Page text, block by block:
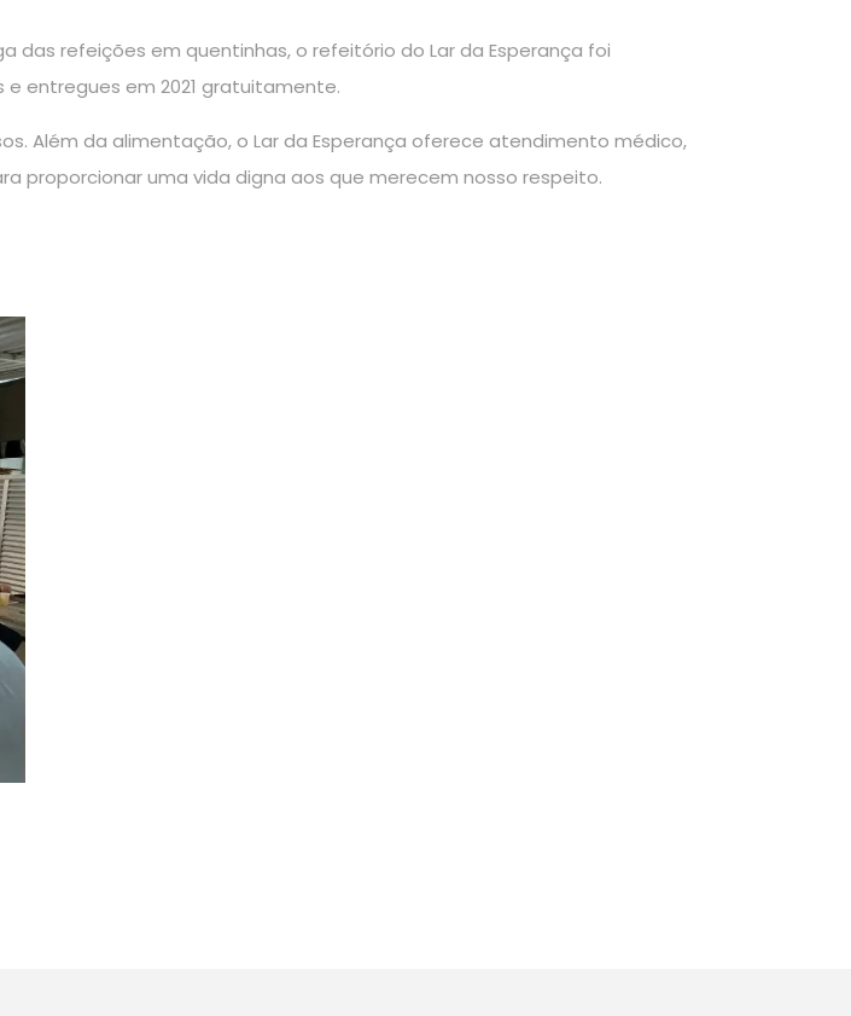
refeições em quentinhas, o refeitório do Lar da Esperança foi
entregues em 2021 gratuitamente.
Além da alimentação, o Lar da Esperança oferece atendimento médico,
proporcionar uma vida digna aos que merecem nosso respeito.